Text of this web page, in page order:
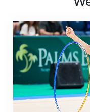
Nächster Halt: